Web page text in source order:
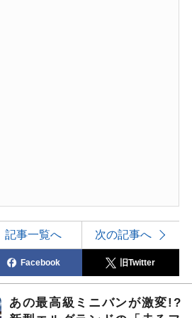
記事一覧へ 次の記事へ
Facebook 旧Twitter
あの最高級ミニバンが激変!?